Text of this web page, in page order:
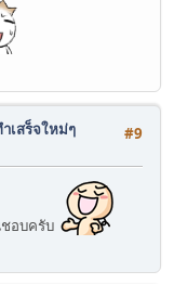
#9
เสร็จใหม่ๆ
อบครับ